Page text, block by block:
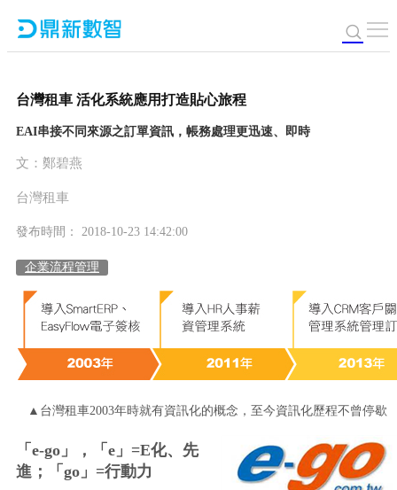
台灣租車 活化系統應用打造貼心旅程
EAI串接不同來源之訂單資訊，帳務處理更迅速、即時
文：鄭碧燕
台灣租車
發布時間： 2018-10-23 14:42:00
企業流程管理
▲台灣租車2003年時就有資訊化的概念，至今資訊化歷程不曾停歇
「e-go」，「e」=E化、先
進；「go」=行動力